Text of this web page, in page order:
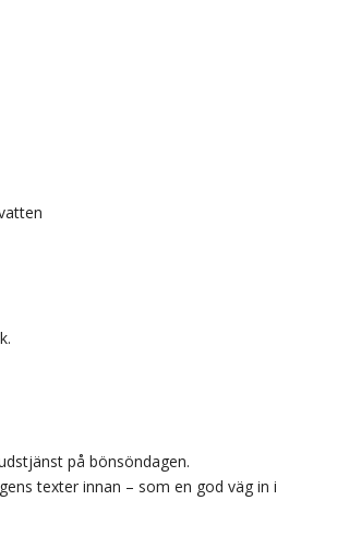
på bönsöndagen.
texter innan – som en god väg in i